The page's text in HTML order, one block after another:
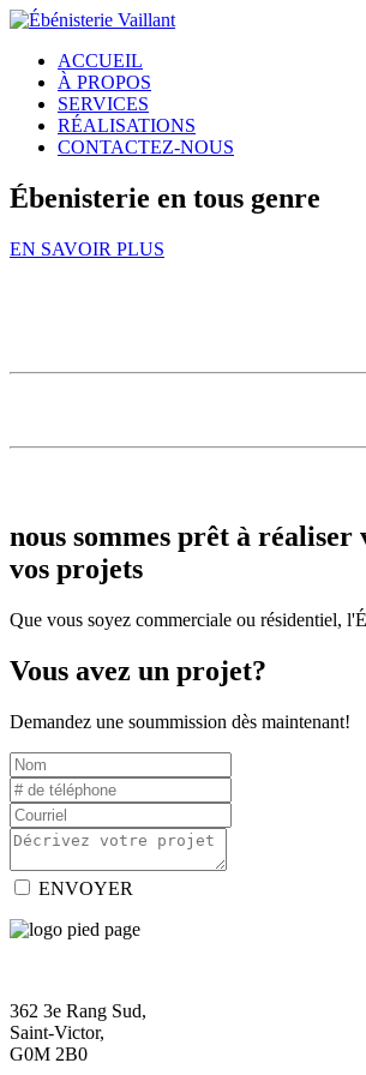
ACCUEIL
À PROPOS
SERVICES
RÉALISATIONS
CONTACTEZ-NOUS
Ébenisterie en tous genre
EN SAVOIR PLUS
nous sommes prêt à réaliser
vos projets
Que vous soyez commerciale ou résidentiel,
Vous avez un projet?
Demandez une soummission dès maintenant!
ENVOYER
362 3e Rang Sud,
Saint-Victor,
G0M 2B0